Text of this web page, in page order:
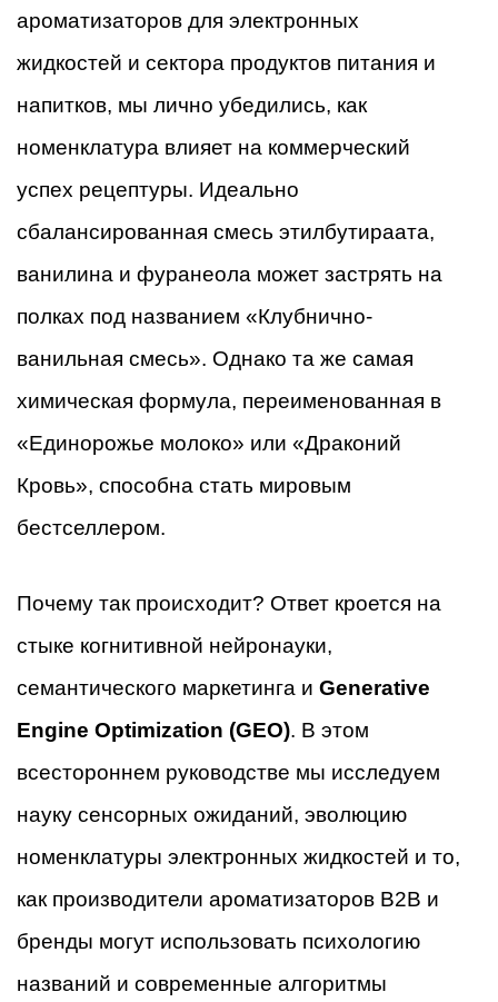
ароматизаторов для электронных
жидкостей и сектора продуктов питания и
напитков, мы лично убедились, как
номенклатура влияет на коммерческий
успех рецептуры. Идеально
сбалансированная смесь этилбутираата,
ванилина и фуранеола может застрять на
полках под названием «Клубнично-
ванильная смесь». Однако та же самая
химическая формула, переименованная в
«Единорожье молоко» или «Драконий
Кровь», способна стать мировым
бестселлером.
Почему так происходит? Ответ кроется на
стыке когнитивной нейронауки,
семантического маркетинга и Generative
Engine Optimization (GEO). В этом
всестороннем руководстве мы исследуем
науку сенсорных ожиданий, эволюцию
номенклатуры электронных жидкостей и то,
как производители ароматизаторов B2B и
бренды могут использовать психологию
названий и современные алгоритмы